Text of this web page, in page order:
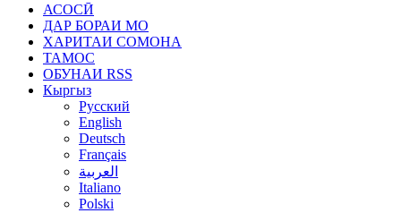
АСОСӢ
ДАР БОРАИ МО
ХАРИТАИ СОМОНА
ТАМОС
ОБУНАИ RSS
Кыргыз
Русский
English
Deutsch
Français
العربية
Italiano
Polski